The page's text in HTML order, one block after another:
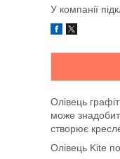
У компанії
Олівець
може
створює
Олівець Kite